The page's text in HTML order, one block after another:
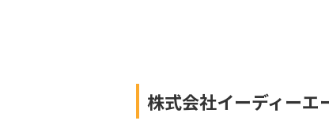
株式会社イーディーエ